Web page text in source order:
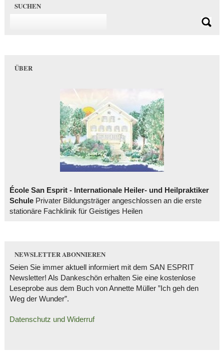
SUCHEN
ÜBER
École San Esprit - Internationale Heiler- und Heilpraktiker
SchulePrivater Bildungsträger angeschlossen an die erste
stationäre Fachklinik für Geistiges Heilen
NEWSLETTER ABONNIEREN
Seien Sie immer aktuell informiert mit dem SAN ESPRIT
Newsletter! Als Dankeschön erhalten Sie eine kostenlose
Leseprobe aus dem Buch von Annette Müller ”Ich geh den
Weg der Wunder”.
Datenschutz und Widerruf